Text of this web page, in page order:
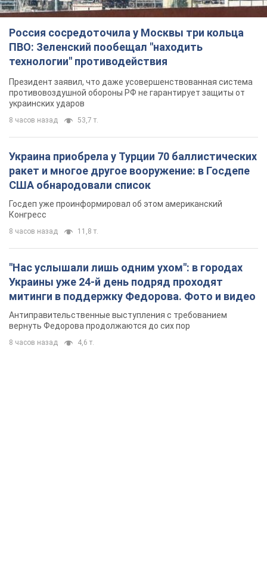
Россия сосредоточила у Москвы три кольца
ПВО: Зеленский пообещал "находить
технологии" противодействия
Президент заявил, что даже усовершенствованная система
противовоздушной обороны РФ не гарантирует защиты от
украинских ударов
8 часов назад 53,7 т.
Украина приобрела у Турции 70 баллистических
ракет и многое другое вооружение: в Госдепе
США обнародовали список
Госдеп уже проинформировал об этом американский
Конгресс
8 часов назад 11,8 т.
"Нас услышали лишь одним ухом": в городах
Украины уже 24-й день подряд проходят
митинги в поддержку Федорова. Фото и видео
Антиправительственные выступления с требованием
вернуть Федорова продолжаются до сих пор
8 часов назад 4,6 т.